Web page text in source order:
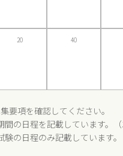
20 40
要項を確認してください。
の日程を記載しています。
の日程のみ記載しています。